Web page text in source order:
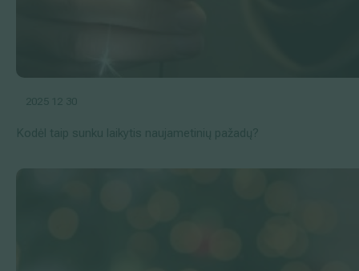
2025 12 30
Kodėl taip sunku laikytis naujametinių pažadų?